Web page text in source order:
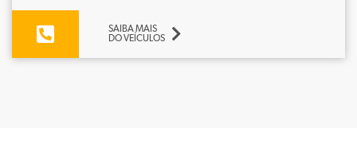
SAIBA MAIS
DO VEÍCULOS